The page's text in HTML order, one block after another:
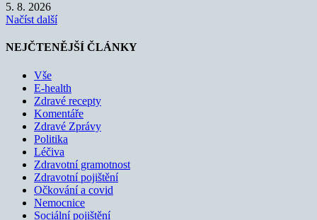
5. 8. 2026
Načíst další
NEJČTENĚJŠÍ ČLÁNKY
Vše
E-health
Zdravé recepty
Komentáře
Zdravé Zprávy
Politika
Léčiva
Zdravotní gramotnost
Zdravotní pojištění
Očkování a covid
Nemocnice
Sociální pojištění